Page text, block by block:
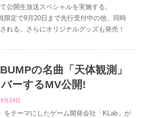
公開生放送スペシャルを実施する。
限定で9月20日まで先行受付中の他、同時
れる。さらにオリジナルグッズも発売！
の名曲「天体観測」
ーするMV公開!
月24日
をテーマにしたゲーム開発会社「KLab」が